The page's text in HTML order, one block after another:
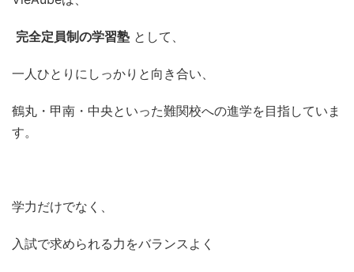
完全定員制の学習塾 として、
一人ひとりにしっかりと向き合い、
鶴丸・甲南・中央といった難関校への進学を目指していま
す。
学力だけでなく、
入試で求められる力をバランスよく